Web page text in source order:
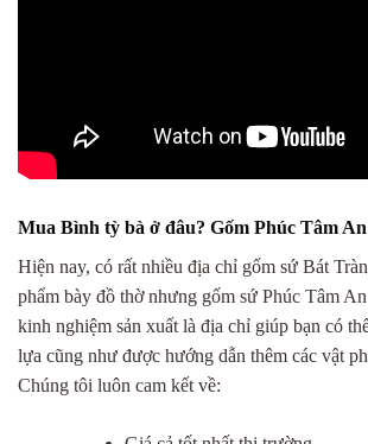
Mua Bình tỳ bà ở đâu? Gốm Phúc Tâm
Hiện nay, có rất nhiều địa chỉ gốm sứ Bát
phẩm bày đồ thờ nhưng gốm sứ Phúc Tâm
kinh nghiệm sản xuất là địa chỉ giúp bạn có
lựa cũng như được hướng dẫn thêm các vật
Chúng tôi luôn cam kết về: